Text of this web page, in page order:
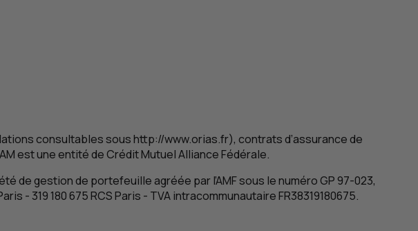
consultables sous http://www.orias.fr), contrats d’assurance de
est une entité de Crédit Mutuel Alliance Fédérale.
de gestion de portefeuille agréée par l’AMFsous le numéroGP97-023,
- 319 180 675RCSParis - TVAintracommunautaire FR38319180675.